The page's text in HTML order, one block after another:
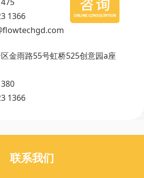
1366
金雨路55号虹桥525创意园a座
1366
联系我们